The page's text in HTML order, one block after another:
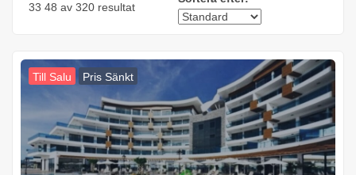
33 48 av 320 resultat
Till Salu Pris Sänkt